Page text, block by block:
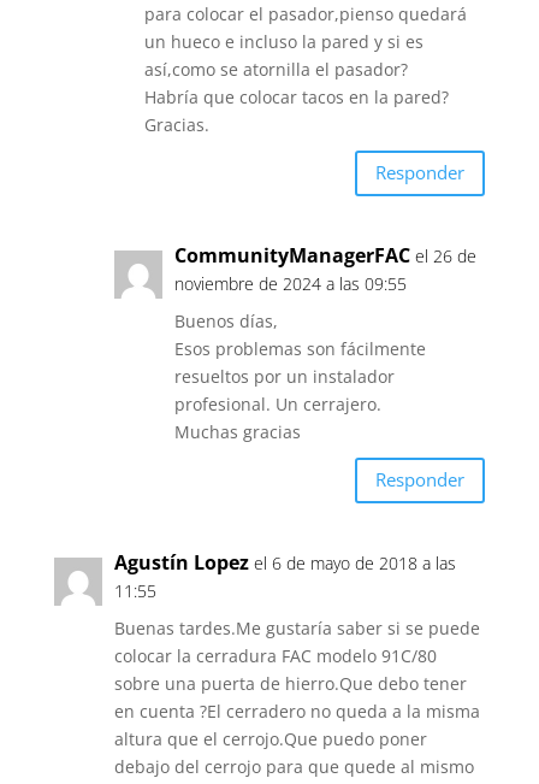
para colocar el pasador,pienso quedará
un hueco e incluso la pared y si es
así,como se atornilla el pasador?
Habría que colocar tacos en la pared?
Gracias.
Responder
CommunityManagerFAC el 26 de
noviembre de 2024 a las 09:55
Buenos días,
Esos problemas son fácilmente
resueltos por un instalador
profesional. Un cerrajero.
Muchas gracias
Responder
Agustín Lopez el 6 de mayo de 2018 a las
11:55
Buenas tardes.Me gustaría saber si se puede
colocar la cerradura FAC modelo 91C/80
sobre una puerta de hierro.Que debo tener
en cuenta ?El cerradero no queda a la misma
altura que el cerrojo.Que puedo poner
debajo del cerrojo para que quede al mismo